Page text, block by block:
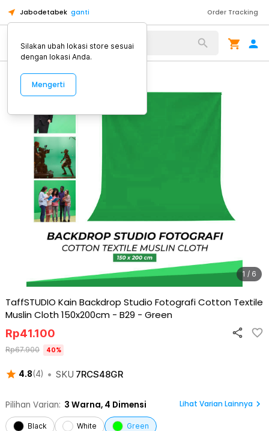
Jabodetabek ganti Order Tracking
Alat Kopi
1 / 6
TaffSTUDIO Kain Backdrop Studio Fotografi Cotton Textile
Muslin Cloth 150x200cm - B29 - Green
4.8(4) • SKU 7RCS48GR
Rp41.100
Rp67.900 40%
Pilihan Varian: 3 Warna, 4 Dimensi Lihat Varian Lainnya
Black White Green
Silakan ubah lokasi store sesuai
dengan lokasi Anda.
Mengerti